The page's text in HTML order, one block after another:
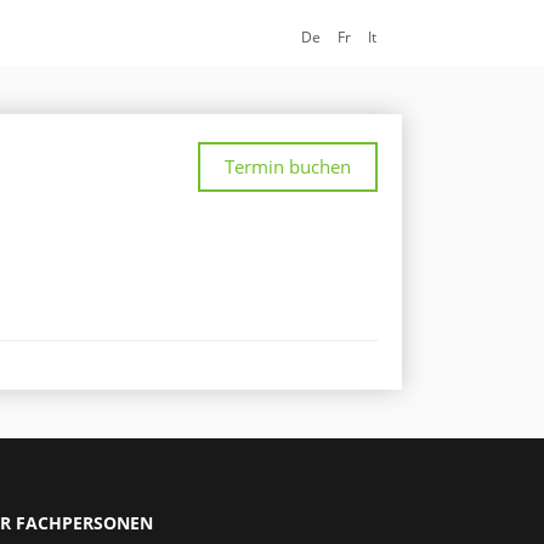
De Fr It
Termin buchen
FACHPERSONEN